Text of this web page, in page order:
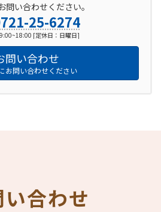
問い合わせください。
25-6274
[定休日：日曜日]
問い合わせ
お問い合わせください
い合わせ